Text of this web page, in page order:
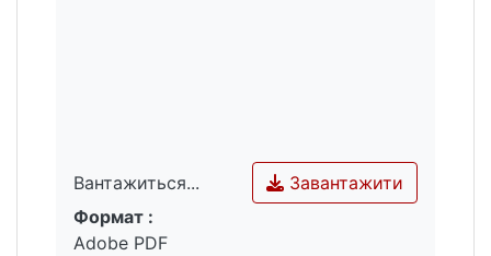
Вантажиться...
Вантажиться...
Завантажити
Формат :
Adobe PDF